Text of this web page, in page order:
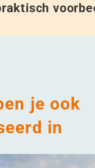
je ook
in